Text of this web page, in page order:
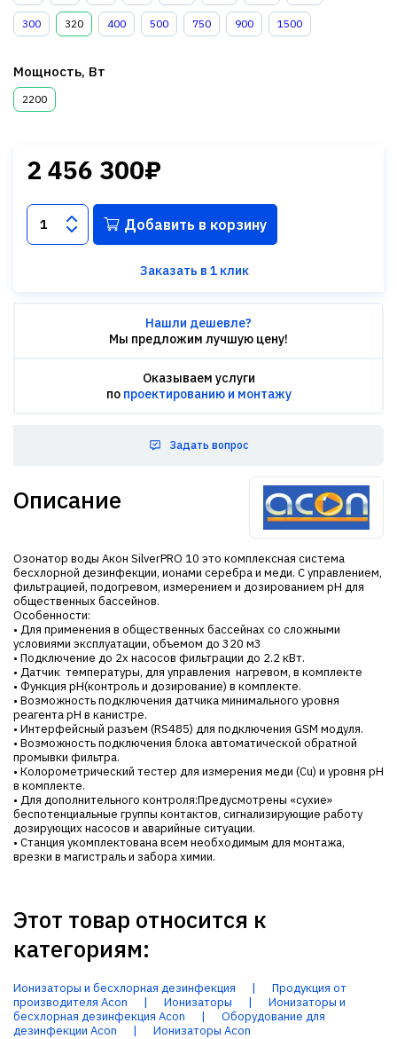
300 320 400 500 750 900 1500
Мощность, Вт
2200
2 456 300₽
Добавить в корзину
Заказать в 1 клик
Нашли дешевле?
Мы предложим лучшую цену!
Оказываем услуги
по проектированию и монтажу
Задать вопрос
Описание
Озонатор воды Акон SilverPRO 10 это комплексная система
бесхлорной дезинфекции, ионами серебра и меди. С управлением,
фильтрацией, подогревом, измерением и дозированием pH для
общественных бассейнов.
Особенности:
• Для применения в общественных бассейнах со сложными
условиями эксплуатации, объемом до 320 м3
• Подключение до 2х насосов фильтрации до 2.2 кВт.
• Датчик температуры, для управления нагревом, в комплекте
• Функция рH(контроль и дозирование) в комплекте.
• Возможность подключения датчика минимального уровня
реагента рН в канистре.
• Интерфейсный разъем (RS485) для подключения GSM модуля.
• Возможность подключения блока автоматической обратной
промывки фильтра.
• Колорометрический тестер для измерения меди (Cu) и уровня pH
в комплекте.
• Для дополнительного контроля:Предусмотрены «сухие»
беспотенциальные группы контактов, сигнализирующие работу
дозирующих насосов и аварийные ситуации.
• Станция укомплектована всем необходимым для монтажа,
врезки в магистраль и забора химии.
Этот товар относится к
категориям:
Ионизаторы и бесхлорная дезинфекция |
Продукция от
производителя Acon
| Ионизаторы |
Ионизаторы и
бесхлорная дезинфекция Acon
|
Оборудование для
дезинфекции Acon
| Ионизаторы Acon